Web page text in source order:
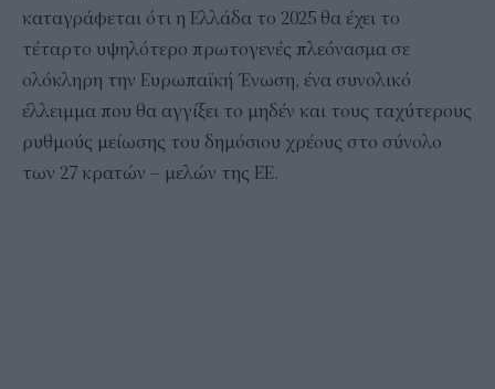
καταγράφεται ότι η Ελλάδα το 2025 θα έχει το
τέταρτο υψηλότερο πρωτογενές πλεόνασμα σε
ολόκληρη την Ευρωπαϊκή Ένωση, ένα συνολικό
έλλειμμα που θα αγγίξει το μηδέν και τους ταχύτερους
ρυθμούς μείωσης του δημόσιου χρέους στο σύνολο
των 27 κρατών – μελών της ΕΕ.